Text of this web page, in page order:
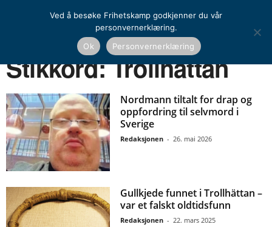
Trollhättan
Stikkord: Trollhättan
Nordmann tiltalt for drap og
oppfordring til selvmord i
Sverige
Redaksjonen - 26. mai 2026
Gullkjede funnet i Trollhättan –
var et falskt oldtidsfunn
Redaksjonen - 22. mars 2025
Ved å besøke Frihetskamp godkjenner du vår
personvernerklæring.
Ok
Personvernerklæring